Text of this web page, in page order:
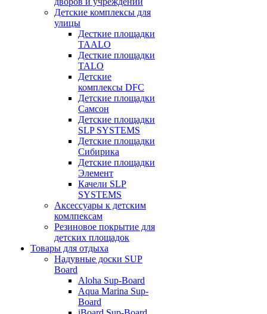
Детские комплексы для
улицы
Десткие площадки
TAALO
Десткие площадки
TALO
Детские
комплексы DFC
Детские площадки
Самсон
Детские площадки
SLP SYSTEMS
Детские площадки
Сибирика
Детские площадки
Элемент
Качели SLP
SYSTEMS
Аксессуары к детским
комлпексам
Резиновое покрытие для
детских площадок
Товары для отдыха
Надувные доски SUP
Board
Aloha Sup-Board
Aqua Marina Sup-
Board